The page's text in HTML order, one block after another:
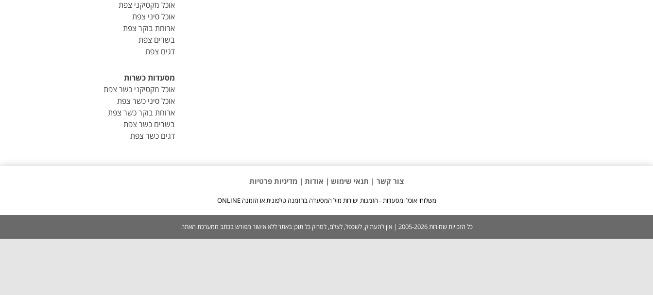
אוכל מקסיקני צפת
אוכל סיני צפת
ארוחת בוקר צפת
בשרים צפת
דגים צפת
מסעדות כשרות
אוכל מקסיקני כשר צפת
אוכל סיני כשר צפת
ארוחת בוקר כשר צפת
בשרים כשר צפת
דגים כשר צפת
צור קשר | תנאי שימוש | אודות | מדיניות פרטיות
משלוחי אוכל ומסעדות - הזמנות ישירות מול המסעדה בהזמנה טלפונית או הזמנה ONLINE
כל הזכויות שמורות 2005-2026 | אין להעתיק, לשכפל, לצלם, לסרוק כל תוכן באתר ללא אישור מפורש בכתב ממערכת האתר.